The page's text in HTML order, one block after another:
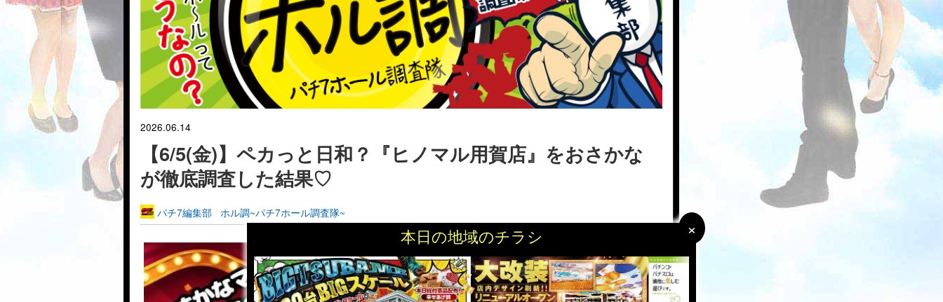
×
×
本日の地域のチラシ
2026.06.14
【6/5(金)】ペカっと日和？『ヒノマル用賀店』をおさかな
が徹底調査した結果♡
パチ7編集部 ホル調~パチ7ホール調査隊~